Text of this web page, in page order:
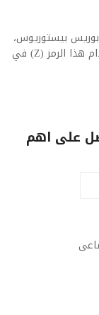
بيستوريوس،
“من غير المفهوم بالنسبة لي كيف يمكن استخدام هذا الرمز (Z) في
على اهم